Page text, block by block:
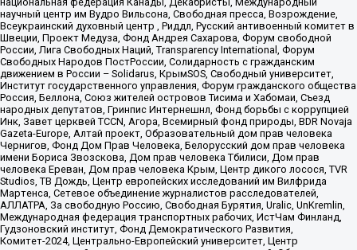
научный центр им Вудро Вильсона, Свободная пресса, Возрождение,
Всеукраинский духовный центр , Риддл, Русский антивоенный комитет в
Швеции, Проект Медуза, Фонд Андрея Сахарова, Форум свободной
России, Лига Свободных Наций, Transparеncy International, Форум
Свободных Народов ПостРоссии, Солидарность с гражданским
движением в России – Solidarus, КрымSOS, Свободный университет,
Институт государственного управления, Форум гражданского общества
Россия, Беллона, Союз жителей островов Тисима и Хабомаи, Съезд
народных депутатов, Гринпис Интернешнл, Фонд борьбы с коррупцией
Инк, Завет церквей TCCN, Агора, Всемирный фонд природы, BDR Novaja
Gazeta-Europe, Алтай проект, Образовательный дом прав человека
Чернигов, Фонд Дом Прав Человека, Белорусский дом прав человека
имени Бориса Звозскова, Дом прав человека Тбилиси, Дом прав
человека Ереван, Дом прав человека Крым, Центр дикого лосося, TVR
Studios, ТВ Дождь, Центр европейских исследований им Вилфрида
Мартенса, Сетевое объединение журналистов расследователей,
АЛЛАТРА, За свободную Россию, Свободная Бурятия, Uralic, UnKremlin,
Международная федерация транспортных рабочих, ИстЧам Финланд,
Гудзоновский институт, Фонд Демократического Развития,
Комитет-2024, Центрально-Европейский университет, Центр